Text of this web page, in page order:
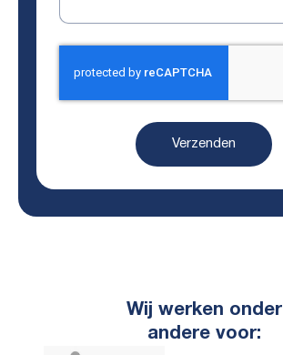
Verzenden
Wij werken onder
andere voor: